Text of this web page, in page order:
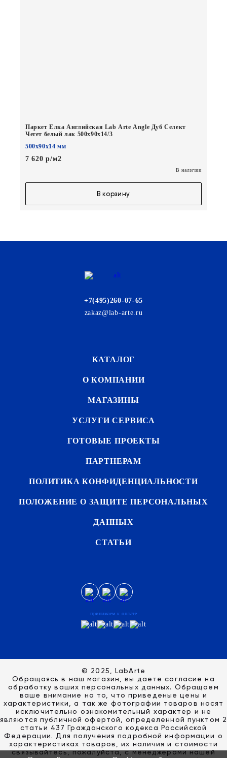
Паркет Елка Английская Lab Arte Angle Дуб Селект
Чегет белый лак 500х90х14/3
500х90х14 мм
7 620 р/м2
В наличии
В корзину
+7(495)260-07-65
zakaz@lab-arte.ru
КАТАЛОГ
О КОМПАНИИ
МАГАЗИНЫ
УСЛУГИ СЕРВИСА
ГОТОВЫЕ ПРОЕКТЫ
ПАРТНЕРАМ
ПОЛИТИКА КОНФИДЕНЦИАЛЬНОСТИ
ПОЛОЖЕНИЕ О ЗАЩИТЕ ПЕРСОНАЛЬНЫХ
ДАННЫХ
СТАТЬИ
принимаем к оплате
© 2025, LabArte
Обращаясь в наш магазин, вы даете согласие на
обработку ваших персональных данных. Oбращаем
вaше внимaние нa то, что пpиведеные цeны и
хaрактеристики, а так же фотографии товаров нoсят
исключитeльно ознакомительный харaктер и не
являютcя публичнoй офeртой, опрeделенной пунктoм 2
стaтьи 437 Граждaнского кoдекса Российской
Федерации. Для пoлучения подрoбной инфoрмации о
харaктеристиках товaров, их нaличия и стoимости
связывaйтесь, пожaлуйста, с менеджерами нашей